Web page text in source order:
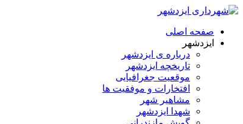
صفحه اصلی
ایزدشهر
درباره ی ایزدشهر
تاریخچه ایزدشهر
موقعیت جغرافیایی
افتخارات و موفقیت ها
مشاهیر شهر
شهدا ایزدشهر